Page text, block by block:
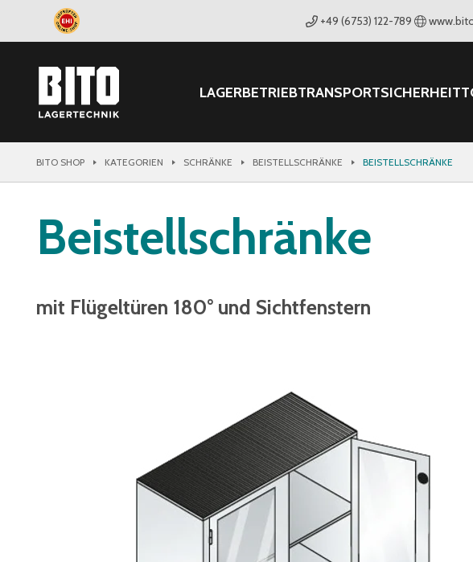
+49 (6753) 122-789
LAGERBETRIEBTRANSPORTSICHERHEIT
BITO SHOP KATEGORIEN SCHRÄNKE BEISTELLSCHRÄNKE BEISTELLSCHRÄNKE
Beistellschränke
mit Flügeltüren 180° und Sichtfenstern